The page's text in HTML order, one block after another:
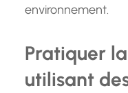
environnement.
Pratiquer
utilisant